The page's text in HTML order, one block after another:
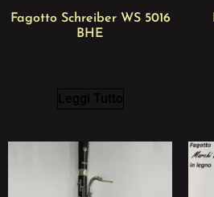
Fagotto Schreiber WS 5016
BHE